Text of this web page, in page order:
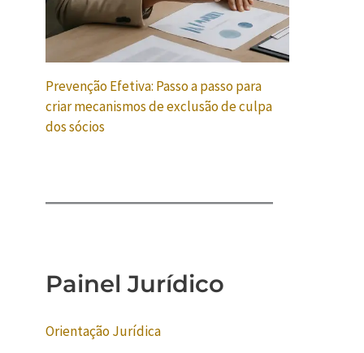
Prevenção Efetiva: Passo a passo para
criar mecanismos de exclusão de culpa
dos sócios
Painel Jurídico
Orientação Jurídica